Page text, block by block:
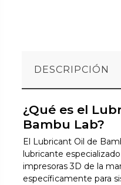
DESCRIPCIÓN
¿Qué es el
Bambu Lab?
El Lubricant Oil de
lubricante
impresoras 3D de la
específicamente para